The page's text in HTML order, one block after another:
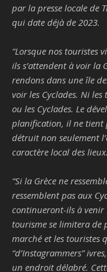
par la presse locale de
qui date déjà de 2023.
“Lorsque nos touristes
ils s’attendent à voir la
rendons dans une île
voir les Cyclades. Ni
ou les Cyclades. Le
planification, il ne tient
détruit non seulement
caractère local des
“Si la Grèce ne
ressemblent pas aux
continueront-ils à venir
tourisme se limitera de
marché et les touristes
“d’Instagrammers”
un endroit délabré.